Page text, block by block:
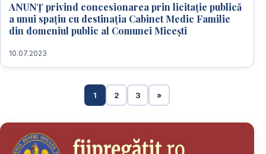
ANUNȚ privind concesionarea prin licitație publică
a unui spațiu cu destinația Cabinet Medic Familie
din domeniul public al Comunei Micești
10.07.2023
1 2 3 »